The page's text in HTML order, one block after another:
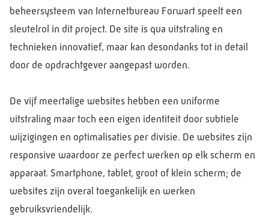
beheersysteem van Internetbureau Forwart speelt een
sleutelrol in dit project. De site is qua uitstraling en
technieken innovatief, maar kan desondanks tot in detail
door de opdrachtgever aangepast worden.
De vijf meertalige websites hebben een uniforme
uitstraling maar toch een eigen identiteit door subtiele
wijzigingen en optimalisaties per divisie. De websites zijn
responsive waardoor ze perfect werken op elk scherm en
apparaat. Smartphone, tablet, groot of klein scherm; de
websites zijn overal toegankelijk en werken
gebruiksvriendelijk.